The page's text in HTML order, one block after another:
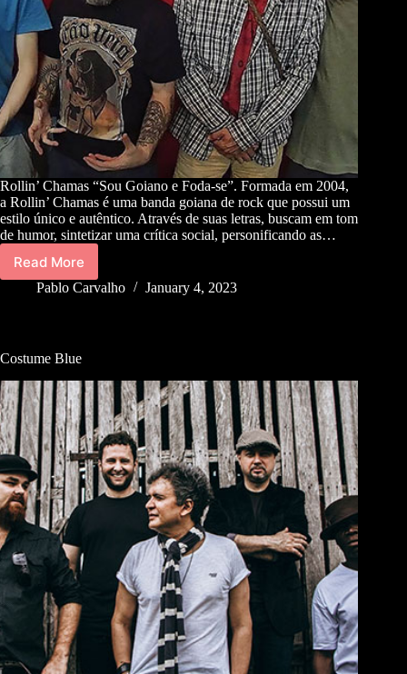
Rollin’ Chamas “Sou Goiano e Foda-se”. Formada em 2004,
a Rollin’ Chamas é uma banda goiana de rock que possui um
estilo único e autêntico. Através de suas letras, buscam em tom
de humor, sintetizar uma crítica social, personificando as…
Read More
Pablo Carvalho January 4, 2023
Costume Blue